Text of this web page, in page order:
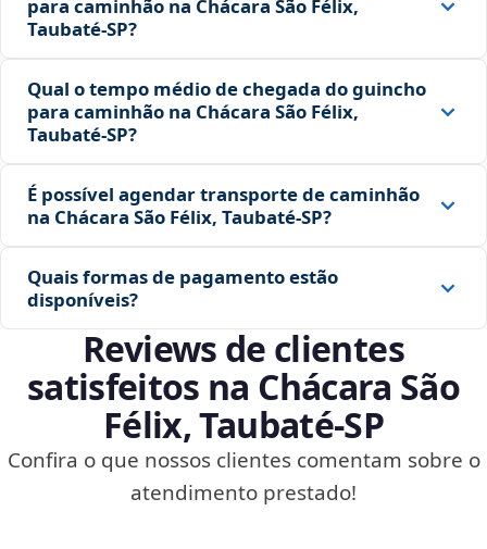
para caminhão na Chácara São Félix,
Taubaté‑SP?
Qual o tempo médio de chegada do guincho
para caminhão na Chácara São Félix,
Taubaté‑SP?
É possível agendar transporte de caminhão
na Chácara São Félix, Taubaté‑SP?
Quais formas de pagamento estão
disponíveis?
Reviews de clientes
satisfeitos na Chácara São
Félix, Taubaté‑SP
Confira o que nossos clientes comentam sobre o
atendimento prestado!